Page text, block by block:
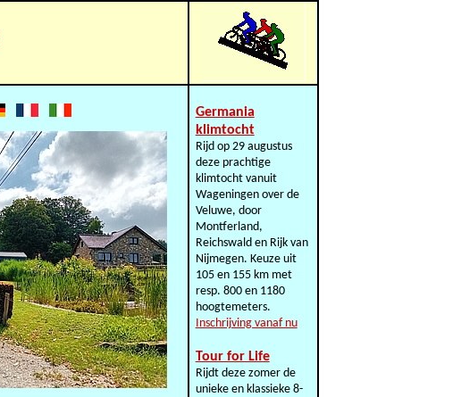
Germania
klimtocht
Rijd op 29 augustus
deze prachtige
klimtocht vanuit
Wageningen over de
Veluwe, door
Montferland,
Reichswald en Rijk van
Nijmegen. Keuze uit
105 en 155 km met
resp. 800 en 1180
hoogtemeters.
Inschrijving vanaf nu
Tour for Life
Rijdt deze zomer de
unieke en klassieke 8-